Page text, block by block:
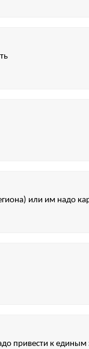
или им надо
привести к единым